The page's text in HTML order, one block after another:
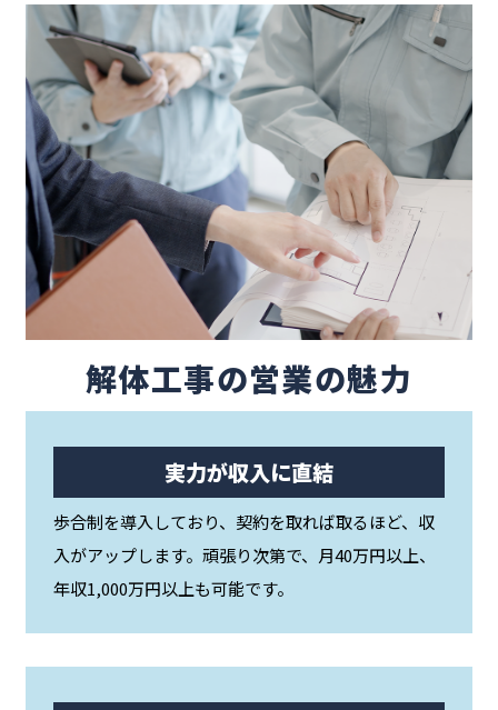
解体工事の営業の魅力
実力が収入に直結
歩合制を導入しており、契約を取れば取るほど、収
入がアップします。頑張り次第で、月40万円以上、
年収1,000万円以上も可能です。